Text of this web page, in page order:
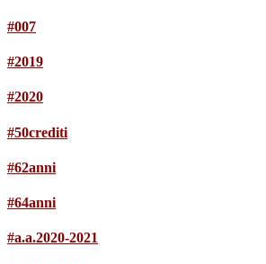
#007
#2019
#2020
#50crediti
#62anni
#64anni
#a.a.2020-2021